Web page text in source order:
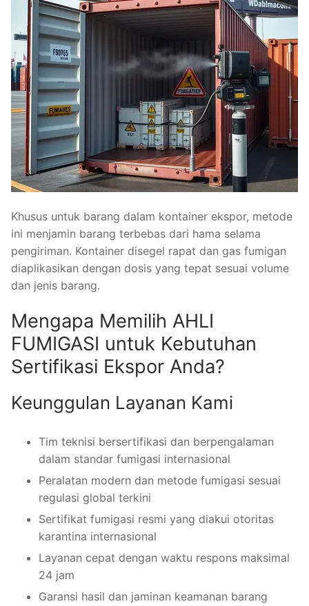
Khusus untuk barang dalam kontainer ekspor, metode
ini menjamin barang terbebas dari hama selama
pengiriman. Kontainer disegel rapat dan gas fumigan
diaplikasikan dengan dosis yang tepat sesuai volume
dan jenis barang.
Mengapa Memilih AHLI
FUMIGASI untuk Kebutuhan
Sertifikasi Ekspor Anda?
Keunggulan Layanan Kami
Tim teknisi bersertifikasi dan berpengalaman
dalam standar fumigasi internasional
Peralatan modern dan metode fumigasi sesuai
regulasi global terkini
Sertifikat fumigasi resmi yang diakui otoritas
karantina internasional
Layanan cepat dengan waktu respons maksimal
24 jam
Garansi hasil dan jaminan keamanan barang